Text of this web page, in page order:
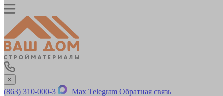
×
(863) 310-000-3 Max Telegram Обратная связь